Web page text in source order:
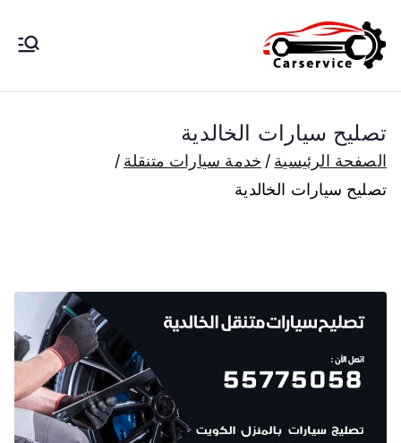
إلى
المحتوى
الكويت
بنشر متنقل الكويت كهرباء وبنشر تبديل
بارخص الاسعار
تصليح سيارات الخالدية
الصفحة الرئيسية
خدمة سيارات متنقلة
تصليح سيارات الخالدية